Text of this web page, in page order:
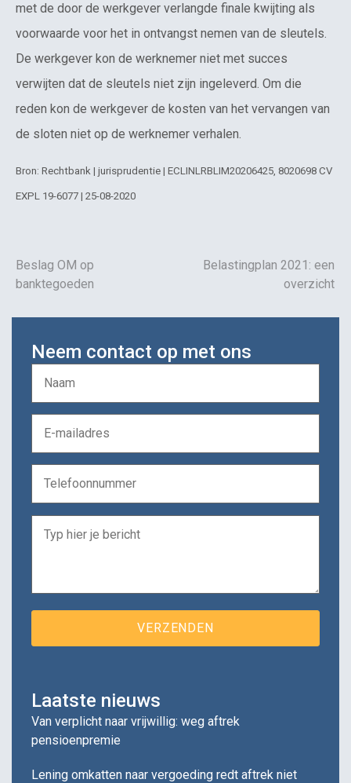
met de door de werkgever verlangde finale kwijting als
voorwaarde voor het in ontvangst nemen van de sleutels.
De werkgever kon de werknemer niet met succes
verwijten dat de sleutels niet zijn ingeleverd. Om die
reden kon de werkgever de kosten van het vervangen van
de sloten niet op de werknemer verhalen.
Bron: Rechtbank | jurisprudentie | ECLINLRBLIM20206425, 8020698 CV
EXPL 19-6077 | 25-08-2020
Beslag OM op
banktegoeden
Belastingplan 2021: een
overzicht
Neem contact op met ons
Laatste nieuws
Van verplicht naar vrijwillig: weg aftrek
pensioenpremie
Lening omkatten naar vergoeding redt aftrek niet